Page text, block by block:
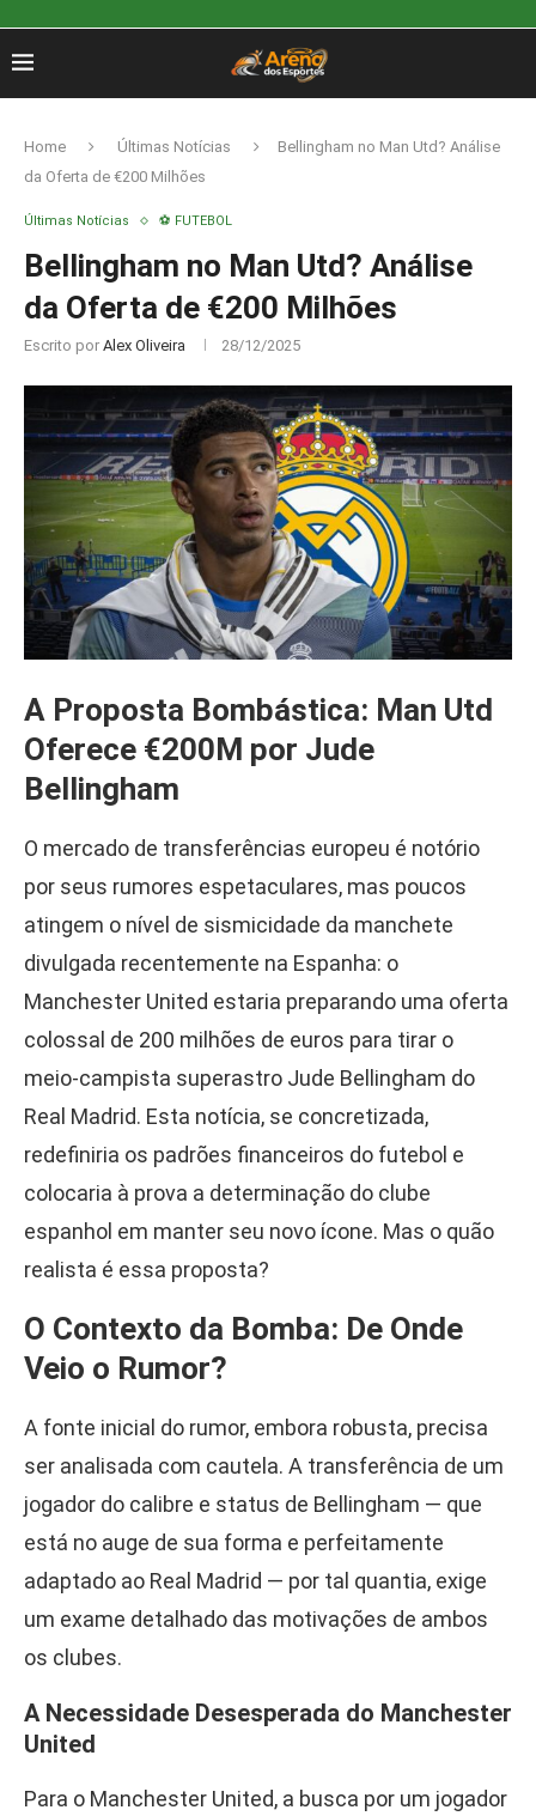
Home Últimas Notícias
Bellingham no Man Utd? Análise
da Oferta de €200 Milhões
Últimas Notícias ⚽ FUTEBOL
Bellingham no Man Utd? Análise
da Oferta de €200 Milhões
Escrito por Alex Oliveira 28/12/2025
A Proposta Bombástica: Man Utd
Oferece €200M por Jude
Bellingham
O mercado de transferências europeu é notório
por seus rumores espetaculares, mas poucos
atingem o nível de sismicidade da manchete
divulgada recentemente na Espanha: o
Manchester United estaria preparando uma oferta
colossal de 200 milhões de euros para tirar o
meio-campista superastro Jude Bellingham do
Real Madrid. Esta notícia, se concretizada,
redefiniria os padrões financeiros do futebol e
colocaria à prova a determinação do clube
espanhol em manter seu novo ícone. Mas o quão
realista é essa proposta?
O Contexto da Bomba: De Onde
Veio o Rumor?
A fonte inicial do rumor, embora robusta, precisa
ser analisada com cautela. A transferência de um
jogador do calibre e status de Bellingham — que
está no auge de sua forma e perfeitamente
adaptado ao Real Madrid — por tal quantia, exige
um exame detalhado das motivações de ambos
os clubes.
A Necessidade Desesperada do Manchester
United
Para o Manchester United, a busca por um jogador